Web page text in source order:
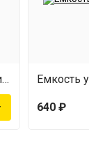
Бутылка 0,5 л БУГЕЛЬ (коричневая) Емкость
640 ₽